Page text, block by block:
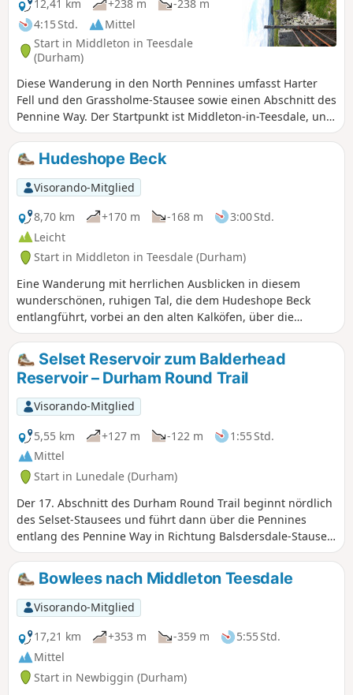
12,41 km +238 m
-238 m
4:15 Std.
Mittel
Start in Middleton in Teesdale
(Durham)
Diese Wanderung in den North Pennines umfasst Harter
Fell und den Grassholme-Stausee sowie einen Abschnitt des
Pennine Way. Der Startpunkt ist Middleton-in-Teesdale, und
die Wanderung bietet eine abwechslungsreiche Landschaft.
Nach dem Abstieg ins Lune-Tal führt die Wanderung weiter
entlang des Grassholme-Stausees, bevor ein Abschnitt der
alten Eisenbahnstrecke zurück zum Startpunkt genutzt
wird.
Hudeshope Beck
Visorando-Mitglied
8,70 km
+170 m -168 m
3:00 Std.
Leicht
Start in Middleton in Teesdale (Durham)
Eine Wanderung mit herrlichen Ausblicken in diesem
wunderschönen, ruhigen Tal, die dem Hudeshope Beck
entlangführt, vorbei an den alten Kalköfen, über die
Bergarbeiterbrücke, durch den Wald und über Felder zur
Coldberry-Mine und dann auf der anderen Seite wieder den
Bach hinunter.
Selset Reservoir zum Balderhead
Reservoir – Durham Round Trail
Visorando-Mitglied
5,55 km
+127 m -122 m
1:55 Std.
Mittel
Start in Lunedale (Durham)
Der 17. Abschnitt des Durham Round Trail beginnt nördlich
des Selset-Stausees und führt dann über die Pennines
entlang des Pennine Way in Richtung Balsdersdale-Stausee.
Während der gesamten Wanderung hat man einen Blick
auf die zahlreichen Stauseen.
Bowlees nach Middleton Teesdale
Visorando-Mitglied
17,21 km
+353 m -359 m
5:55 Std.
Mittel
Start in Newbiggin (Durham)